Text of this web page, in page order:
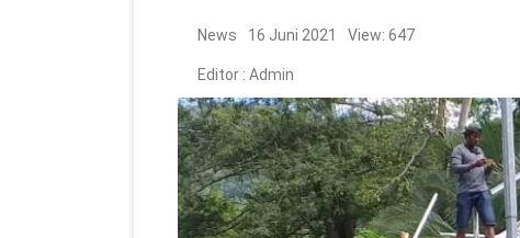
News 16 Juni 2021 View: 647
Editor : Admin